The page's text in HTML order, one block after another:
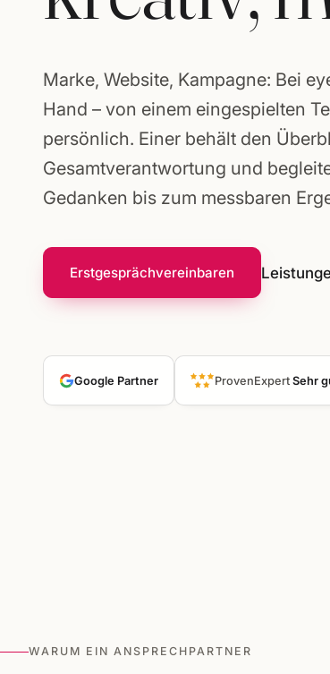
Gründerpakete
Marke, Website, Kampagne: Bei
Hand – von einem eingespielten
persönlich. Einer behält den
Gesamtverantwortung und
Gedanken bis zum messbaren
Erstgesprächvereinbaren
Google Partner ProvenExpertSehr
WARUM EIN ANSPRECHPARTNER